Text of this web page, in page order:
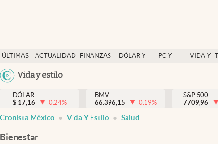
ÚLTIMAS
NOTICIAS
ACTUALIDAD
FINANZAS
DÓLAR Y
PC Y
VIDA Y
México
Vida y estilo
Actualidad
Finanzas y economía
Dólar y mercados
DÓLAR
$ 17,16 -0.24%
BMV
66.396,15
-0.19%
S&P 500
7709,96
Cronista México Vida Y Estilo Salud
Bienestar